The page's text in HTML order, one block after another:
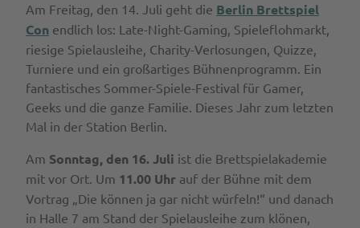
Am Freitag, den 14. Juli geht die Berlin Brettspiel
Con endlich los: Late-Night-Gaming, Spieleflohmarkt,
riesige Spielausleihe, Charity-Verlosungen, Quizze,
Turniere und ein großartiges Bühnenprogramm. Ein
fantastisches Sommer-Spiele-Festival für Gamer,
Geeks und die ganze Familie. Dieses Jahr zum letzten
Mal in der Station Berlin.
Am Sonntag, den 16. Juli ist die Brettspielakademie
mit vor Ort. Um 11.00 Uhr auf der Bühne mit dem
Vortrag „Die können ja gar nicht würfeln!“ und danach
in Halle 7 am Stand der Spielausleihe zum klönen,